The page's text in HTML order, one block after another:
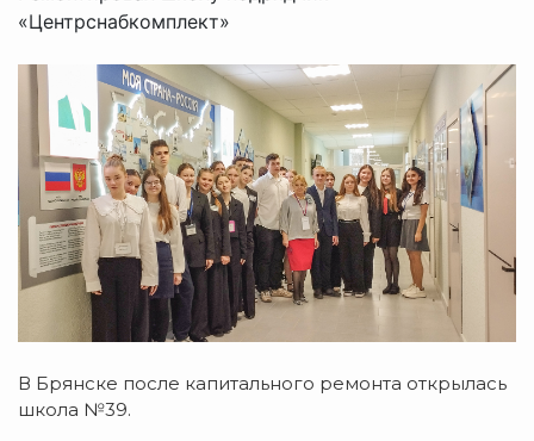
«Центрснабкомплект»
В Брянске после капитального ремонта открылась
школа №39.